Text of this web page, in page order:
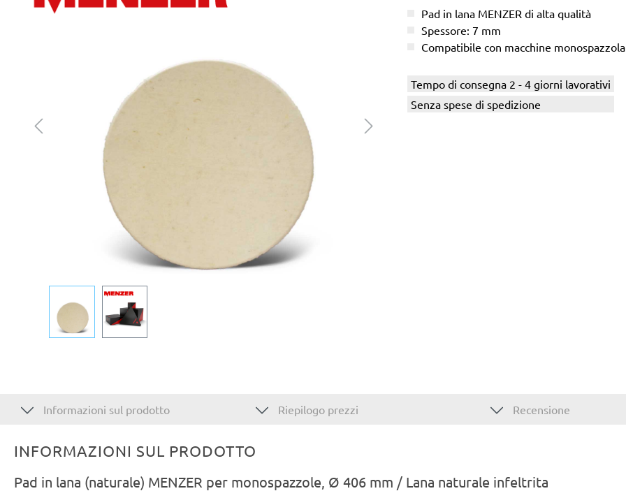
Pad in lana MENZER di alta qualità
Spessore: 7 mm
Compatibile con macchine
Tempo di consegna 2 - 4 giorni lavorativi
Senza spese di spedizione
Informazioni sul prodotto Riepilogo prezzi Recensione
INFORMAZIONI SUL PRODOTTO
Pad in lana (naturale) MENZER per monospazzole, Ø 406 mm / Lana naturale infeltrita